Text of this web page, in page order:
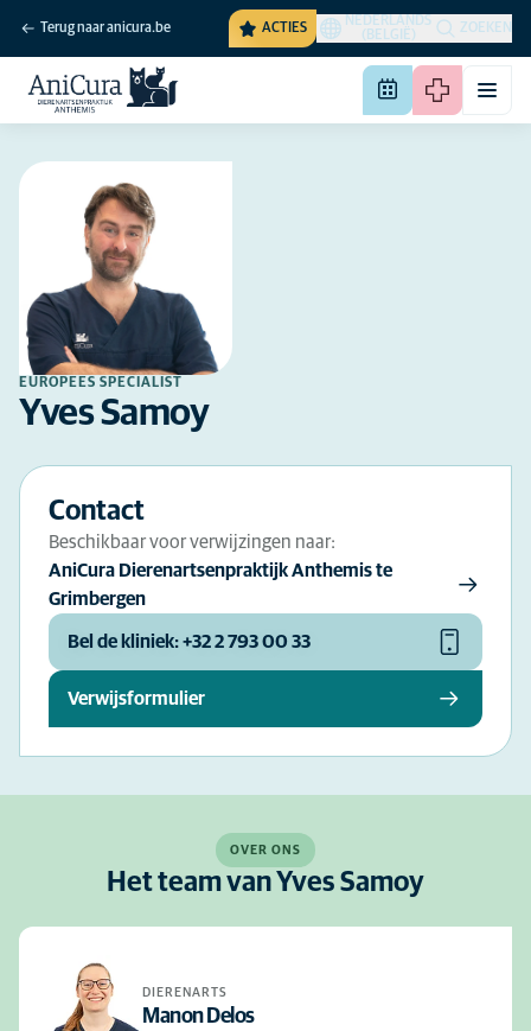
Terug naar anicura.be ACTIES
NEDERLANDS
(BELGIË)
ZOEKEN
EUROPEES SPECIALIST
Yves Samoy
Contact
Beschikbaar voor verwijzingen naar:
AniCura Dierenartsenpraktijk Anthemis te
Grimbergen
Bel de kliniek: +32 2 793 00 33
Verwijsformulier
OVER ONS
Het team van Yves Samoy
DIERENARTS
Manon Delos